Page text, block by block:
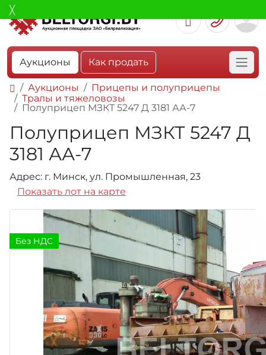
Аукционы Как продать
Аукционы
Прицепы и полуприцепы
Тралы и тяжеловозы
Полуприцеп МЗКТ 5247 Д 3181 АА-7
Полуприцеп МЗКТ 5247 Д
3181 АА-7
Адрес: г. Минск, ул. Промышленная, 23
Показать лот на карте
Без НДС